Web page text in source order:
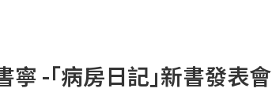
寧 -｢病房日記｣新書發表會